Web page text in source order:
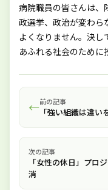
病院職員の皆さんは、
政選挙、政治が変わら
よくなりません。決
あふれる社会のために
←前の記事
「強い組織は違
次の記事
「女性の休日」プロ
消